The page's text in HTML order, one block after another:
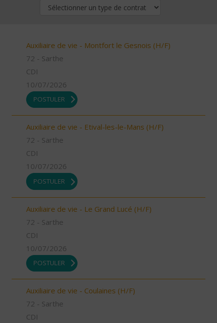
Auxiliaire de vie - Montfort le Gesnois (H/F)
72 - Sarthe
CDI
10/07/2026
POSTULER
Auxiliaire de vie - Etival-les-le-Mans (H/F)
72 - Sarthe
CDI
10/07/2026
POSTULER
Auxiliaire de vie - Le Grand Lucé (H/F)
72 - Sarthe
CDI
10/07/2026
POSTULER
Auxiliaire de vie - Coulaines (H/F)
72 - Sarthe
CDI